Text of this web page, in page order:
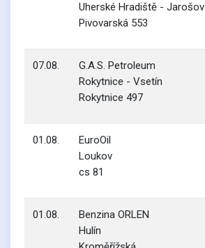
Uherské Hradiště - Jarošov
Pivovarská 553
07.08.
G.A.S. Petroleum
Rokytnice - Vsetín
Rokytnice 497
01.08.
EuroOil
Loukov
cs 81
01.08.
Benzina ORLEN
Hulín